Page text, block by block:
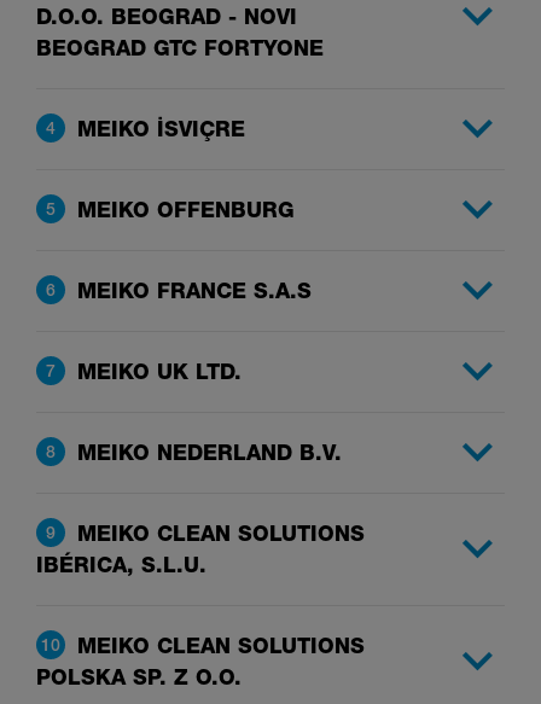
D.O.O. BEOGRAD - NOVI
BEOGRAD GTC FORTYONE
4 MEIKO İSVIÇRE
5 MEIKO OFFENBURG
6 MEIKO FRANCE S.A.S
7 MEIKO UK LTD.
8 MEIKO NEDERLAND B.V.
9
MEIKO CLEAN SOLUTIONS
IBÉRICA, S.L.U.
10
MEIKO CLEAN SOLUTIONS
POLSKA SP. Z O.O.